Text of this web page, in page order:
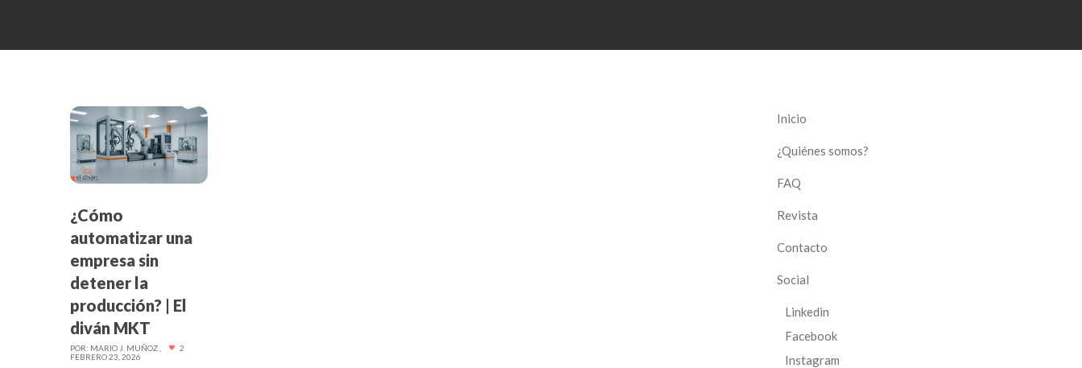
¿Cómo
automatizar una
empresa sin
detener la
producción? | El
diván MKT
POR: MARIO J. MUÑOZ
FEBRERO 23, 2026
2
Inicio
¿Quiénes somos?
FAQ
Revista
Contacto
Social
Linkedin
Facebook
Instagram